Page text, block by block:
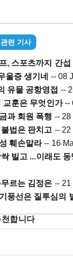
련 기사
, 스포츠까지 간섭
울증 생기네
-- 08
유물 공항영접 --
교훈은 무엇인가--
과 회원 폭행 -- 28
법은 판치고 -- 22
훼손말라-- 16
빌고 ...이래도
르는 김정은 --
풍선은 질투심의
합니다